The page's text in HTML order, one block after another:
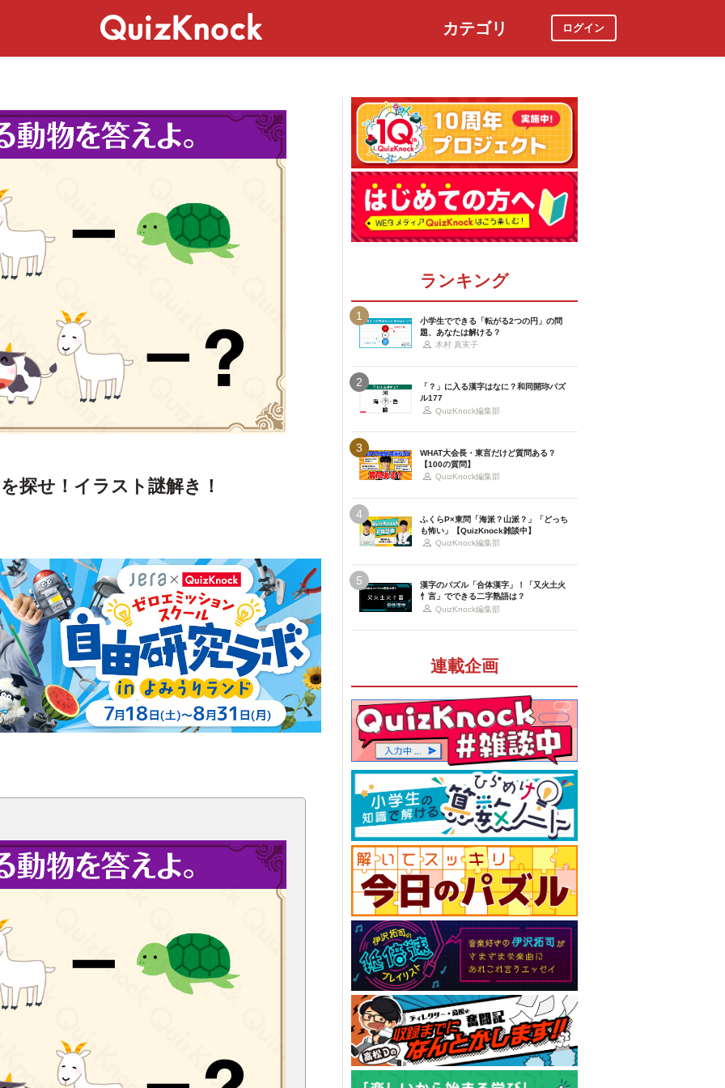
カテゴリ ログイン
探せ！イラスト謎解き！
ランキング
1
小学生でできる「転がる2つの円」の問
題、あなたは解ける？
木村 真実子
2
「？」に入る漢字はなに？和同開珎パズ
ル177
QuizKnock編集部
3
WHAT大会長・東言だけど質問ある？
【100の質問】
QuizKnock編集部
4
ふくらP×東問「海派？山派？」「どっち
も怖い」【QuizKnock雑談中】
QuizKnock編集部
5
漢字のパズル「合体漢字」！「又火土火
忄言」でできる二字熟語は？
QuizKnock編集部
連載企画